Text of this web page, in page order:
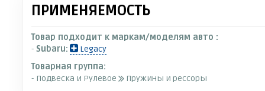
ПРИМЕНЯЕМОСТЬ
Товар подходит к маркам/моделям авто :
- Subaru:
Legacy
Товарная группа:
- Подвеска и Рулевое
Пружины и рессоры